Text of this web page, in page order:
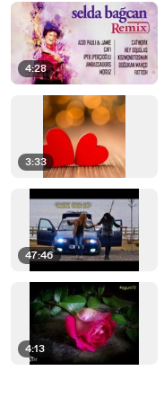
4:28
3:33
47:46
4:13